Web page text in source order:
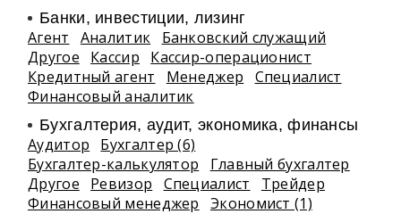
Банки, инвестиции, лизинг
Агент Аналитик
Банковский служащий
Другое
Кассир
Кассир-операционист
Кредитный агент
Менеджер
Специалист
Финансовый аналитик
Бухгалтерия, аудит, экономика, финансы
Аудитор
Бухгалтер (6)
Бухгалтер-калькулятор
Главный бухгалтер
Другое
Ревизор Специалист
Трейдер
Финансовый менеджер
Экономист (1)